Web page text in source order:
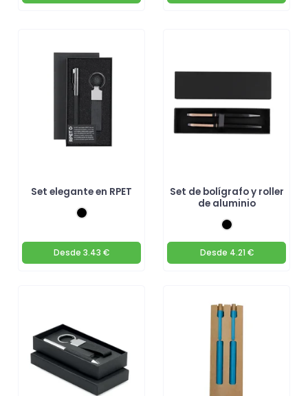
Set elegante en RPET
Desde 3.43 €
Set de bolígrafo y roller
de aluminio
Desde 4.21 €